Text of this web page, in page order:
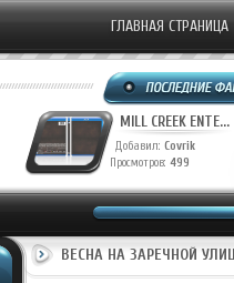
ГЛАВНАЯ СТРАНИЦА
MILL CREEK ENTE...
Добавил: Covrik
Просмотров: 499
ВЕСНА НА ЗАРЕЧНОЙ